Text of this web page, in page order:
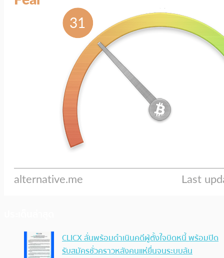
CLICX ลั่นพร้อมดำเนินคดีผู้ตั้งใจบิดหนี้ พร้อมปิด
รับสมัครชั่วคราวหลังคนแห่ยื่นจนระบบล้น